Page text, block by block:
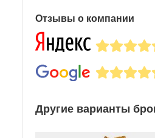
Отзывы о компании
Другие варианты